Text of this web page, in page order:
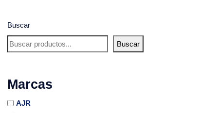
Buscar
Buscar
Marcas
AJR